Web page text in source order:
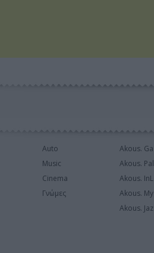
Auto
Music
Cinema
Γνώμες
Akous.
Akous.
Akous.
Akous.
Akous.